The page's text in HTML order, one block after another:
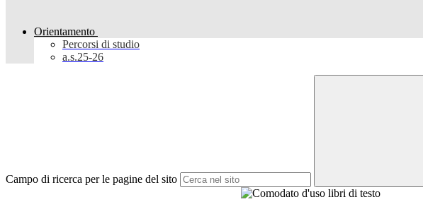
Orientamento
Percorsi di studio
a.s.25-26
Campo di ricerca per le pagine del sito